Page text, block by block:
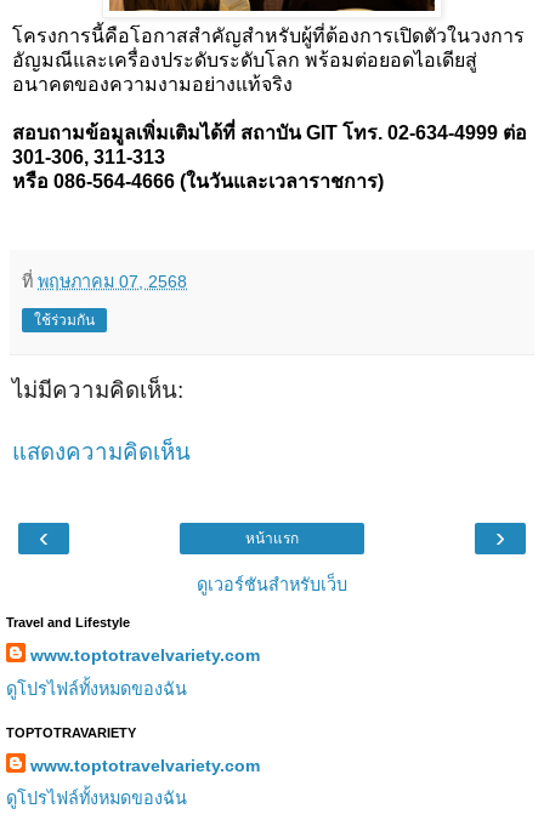
โครงการนี้คือโอกาสสำคัญสำหรับผู้ที่ต้องการเปิดตัวในวงการ
อัญมณีและเครื่องประดับระดับโลก พร้อมต่อยอดไอเดียสู่
อนาคตของความงามอย่างแท้จริง
สอบถามข้อมูลเพิ่มเติมได้ที่ สถาบัน GIT โทร. 02-634-4999 ต่อ
301-306, 311-313
หรือ 086-564-4666 (ในวันและเวลาราชการ)
ที่ พฤษภาคม 07, 2568
ใช้ร่วมกัน
ไม่มีความคิดเห็น:
แสดงความคิดเห็น
‹ ›
หน้าแรก
ดูเวอร์ชันสำหรับเว็บ
Travel and Lifestyle
www.toptotravelvariety.com
ดูโปรไฟล์ทั้งหมดของฉัน
TOPTOTRAVARIETY
www.toptotravelvariety.com
ดูโปรไฟล์ทั้งหมดของฉัน